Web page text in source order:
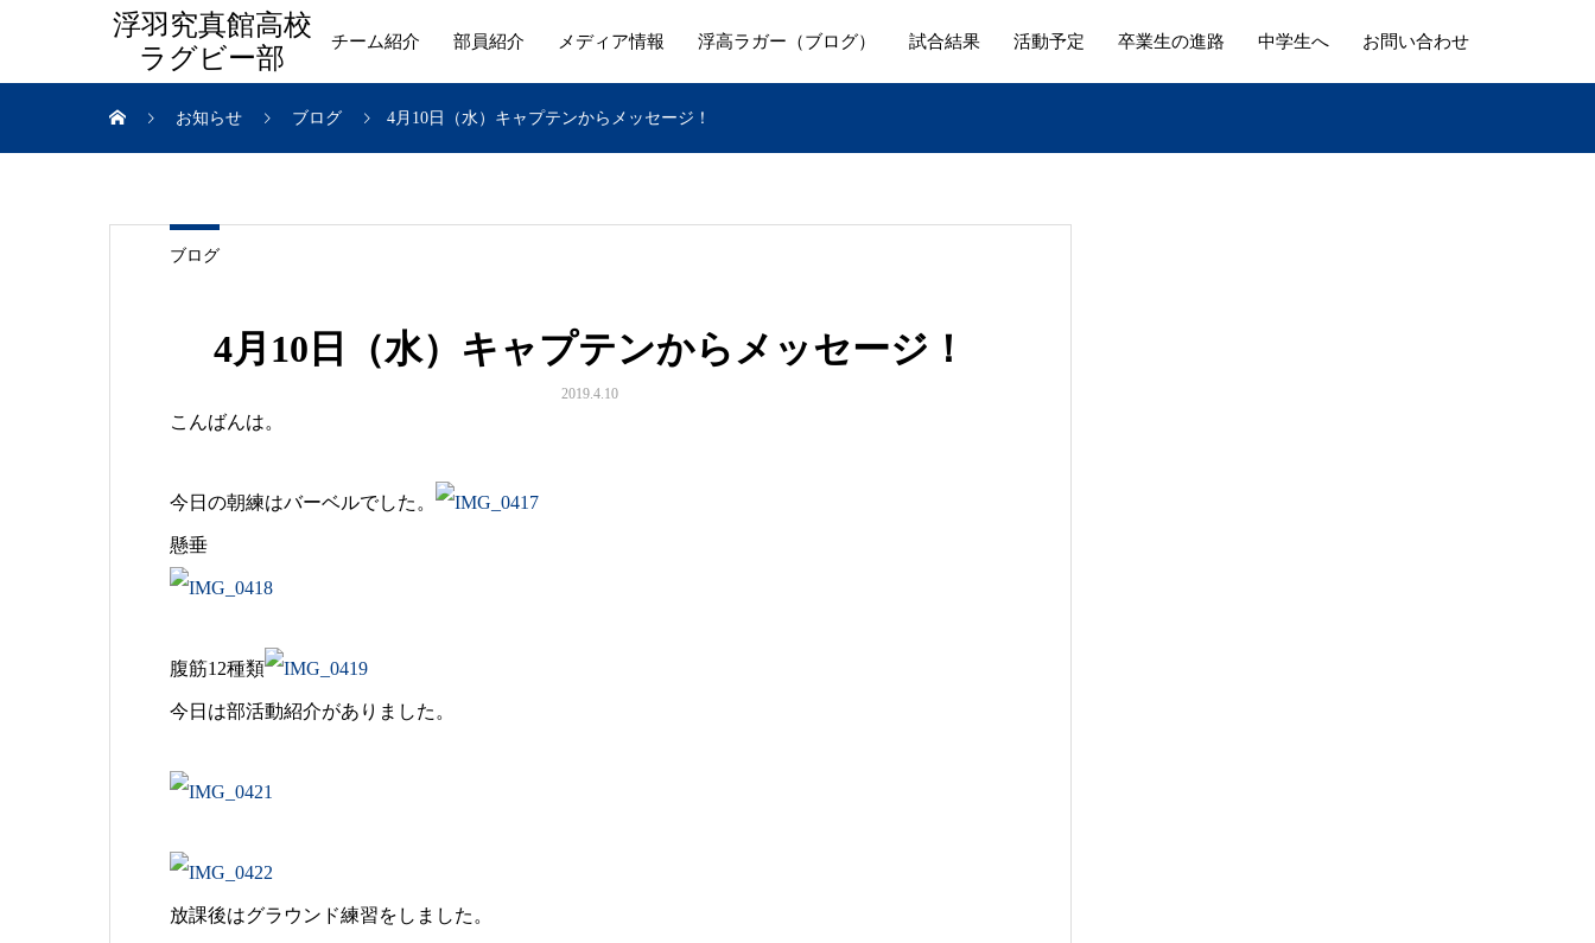
浮羽究真館高校
ラグビー部
チーム紹介 部員紹介 メディア情報 浮高ラガー（ブログ） 試合結果 活動予定 卒業生の進路 中学生へ お問い合わせ
お知らせ ブログ 4月10日（水）キャプテンからメッセージ！
ブログ
4月10日（水）キャプテンからメッセージ！
2019.4.10
こんばんは。
今日の朝練はバーベルでした。
懸垂
腹筋12種類
今日は部活動紹介がありました。
放課後はグラウンド練習をしました。